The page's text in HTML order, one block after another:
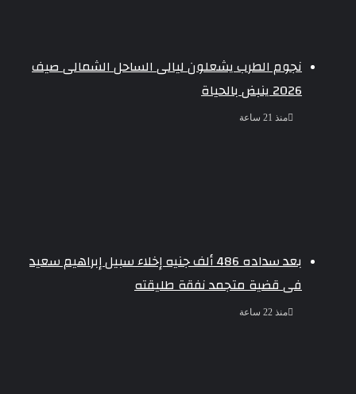
نجوم الطرب يشعلون ليالى الساحل الشمالى صيف
2026 ينبض بالحياة
منذ 21 ساعة
بعد سداده 486 ألف جنيه إخلاء سبيل إبراهيم سعيد
فى قضية متجمد نفقة طليقته
منذ 22 ساعة